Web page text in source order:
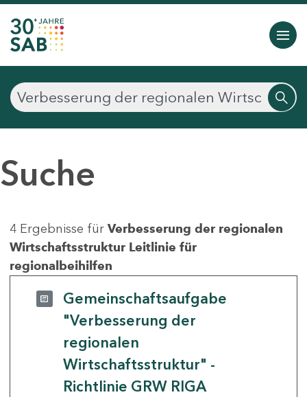
Suche
4 Ergebnisse für Verbesserung der regionalen
Wirtschaftsstruktur Leitlinie für
regionalbeihilfen
Gemeinschaftsaufgabe
"Verbesserung der
regionalen
Wirtschaftsstruktur" -
Richtlinie GRW RIGA